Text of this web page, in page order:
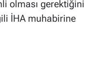
olması gerektiğini
İHA muhabirine